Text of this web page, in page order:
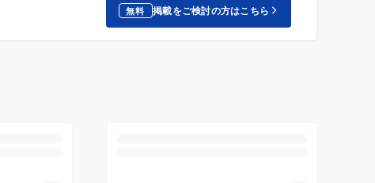
無料 掲載をご検討の方はこちら